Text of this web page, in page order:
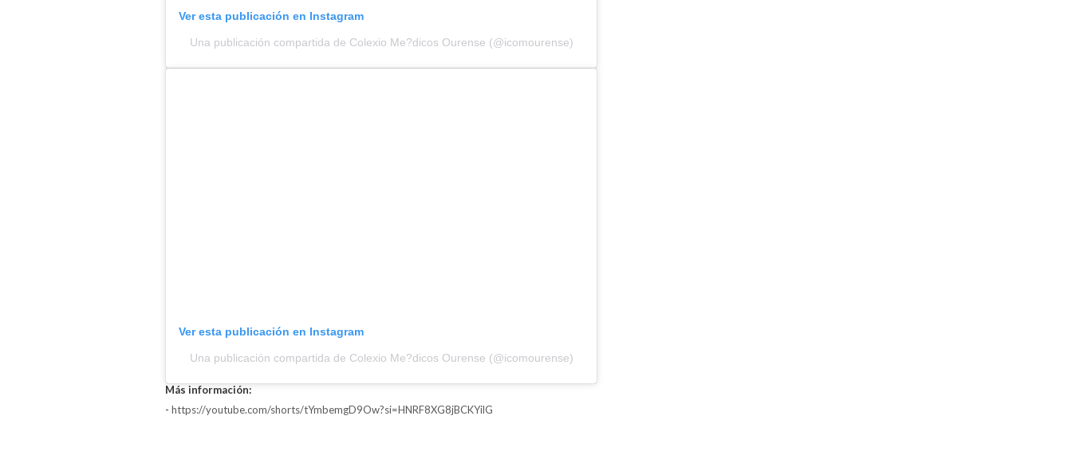
Ver esta publicación en Instagram
Una publicación compartida de Colexio Me?dicos Ourense (@icomourense)
Ver esta publicación en Instagram
Una publicación compartida de Colexio Me?dicos Ourense (@icomourense)
Más información:
- https://youtube.com/shorts/tYmbemgD9Ow?si=HNRF8XG8jBCKYilG